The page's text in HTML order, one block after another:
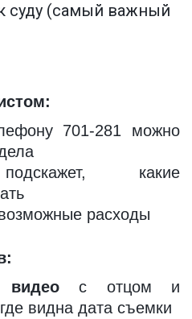
суду (самый важный
701-281 можно
какие
расходы
с отцом и
видна дата съемки